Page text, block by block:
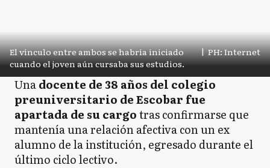
El vínculo entre ambos se habría iniciado
cuando el joven aún cursaba sus estudios.
| PH: Internet
Unadocente de 38 años del colegio
preuniversitario de Escobar fue
apartada de su cargotras confirmarse que
mantenía una relación afectiva con un ex
alumno de la institución, egresado durante el
último ciclo lectivo.